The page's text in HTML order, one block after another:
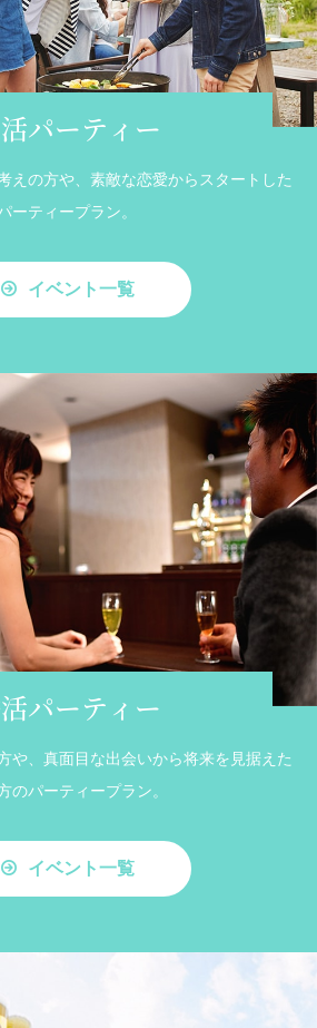
パーティー
えの方や、素敵な恋愛からスタートした
ーティープラン。
イベント一覧
パーティー
や、真面目な出会いから将来を見据えた
のパーティープラン。
イベント一覧